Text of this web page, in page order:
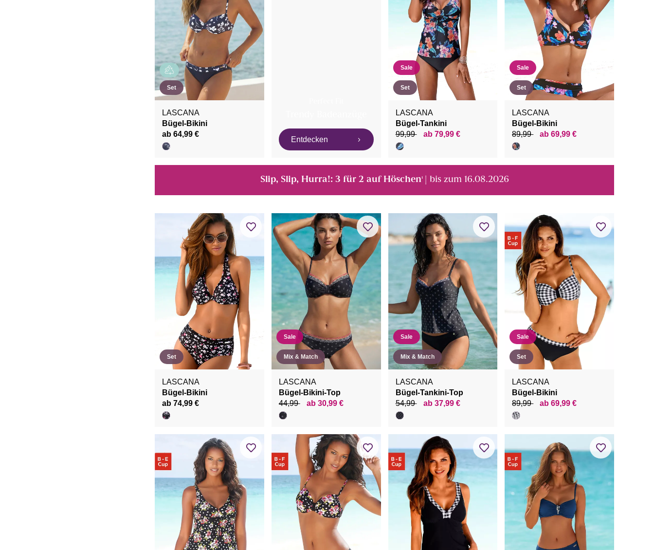
Set
LASCANA
Bügel-Bikini
ab 64,99 €
Entdecken
Sale
Set
LASCANA
Bügel-Tankini
99,99
ab 79,99 €
Sale
Set
LASCANA
Bügel-Bikini
89,99
ab 69,99 €
Slip, Slip, Hurra!: 3 für 2 auf Höschen¹ | bis zum 16.08.2026
Set
LASCANA
Bügel-Bikini
ab 74,99 €
Sale
Mix & Match
LASCANA
Bügel-Bikini-Top
44,99
ab 30,99 €
Sale
Mix & Match
LASCANA
Bügel-Tankini-Top
54,99
ab 37,99 €
Sale
Set
LASCANA
Bügel-Bikini
89,99
ab 69,99 €